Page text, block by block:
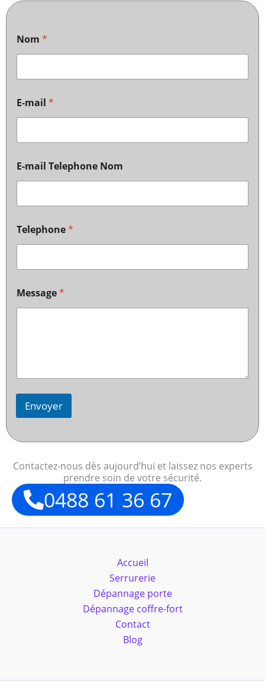
Nom *
E-mail *
E-mail Telephone Nom
Telephone*
Message*
Envoyer
Contactez-nous dès aujourd’hui et laissez nos experts
prendre soin de votre sécurité.
0488 61 36 67
Accueil
Serrurerie
Dépannage porte
Dépannage coffre-fort
Contact
Blog